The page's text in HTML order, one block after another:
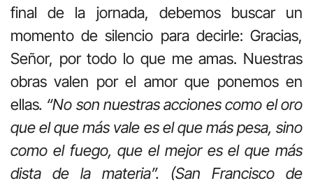
final de la jornada, debemos buscar un
momento de silencio para decirle: Gracias,
Señor, por todo lo que me amas. Nuestras
obras valen por el amor que ponemos en
ellas. “No son nuestras acciones como el oro
que el que más vale es el que más pesa, sino
como el fuego, que el mejor es el que más
dista de la materia”. (San Francisco de